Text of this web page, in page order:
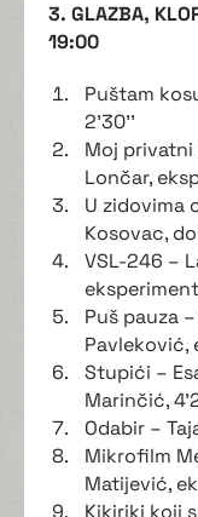
3. GLAZBA,
19:00
Puštam
2'30''
Moj
Lončar,
U zidovima
Kosovac,
VSL-246 –
Puš pauza
Pavleković,
Stupići –
Marinčić,
Odabir –
Mikrofilm
Matijević,